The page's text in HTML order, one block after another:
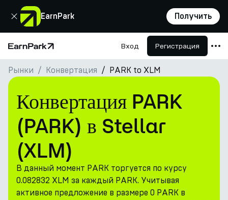
EarnPark Получить
Закрыть
Главная страница Вход Регистрация
Продукты
Рынки
Калькуляторы
Токен PARK
Ресурсы
Компания
Рынки Конвертация PARK to XLM
Конвертация PARK
(PARK) в Stellar
(XLM)
В данный момент PARK торгуется по курсу
0.082832 XLM за каждый PARK. Учитывая
активное предложение в размере 0 PARK в